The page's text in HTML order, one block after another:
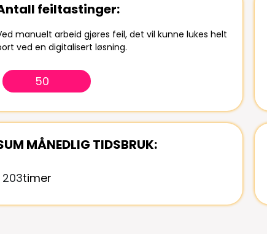
feiltastinger:
manuelt arbeid gjøres feil, det vil kunne lukes helt
ved en digitalisert løsning.
MÅNEDLIG TIDSBRUK:
203timer